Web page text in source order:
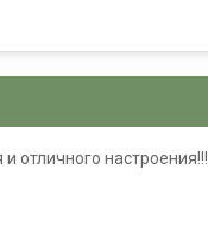
отличного настроения!!!